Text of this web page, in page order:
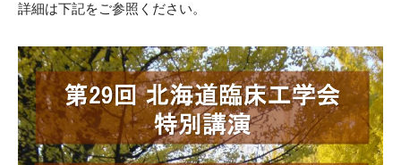
詳細は下記をご参照ください。